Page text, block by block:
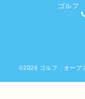
ゴルフ
©2026 ゴルフ オーブ